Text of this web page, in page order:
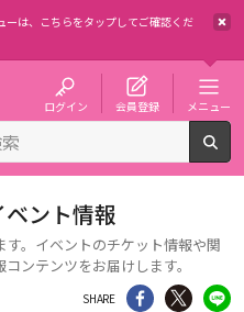
は、
こちらをタップしてご確認くだ
ログイン 会員登録 メニュー
ント情報
。イベントのチケット情報や関
ンテンツをお届けします。
SHARE シェア Twitter